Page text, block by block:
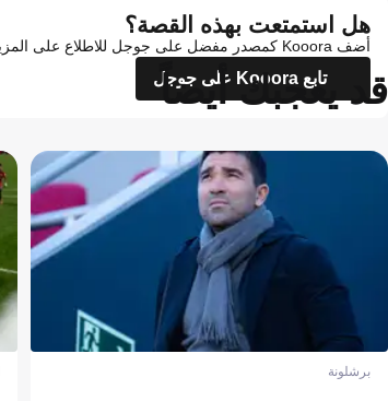
هل استمتعت بهذه القصة؟
أضف Kooora كمصدر مفضل على جوجل للاطلاع على المزيد من تقاريرنا
تابع Kooora على جوجل
قد يعجبك أيضاً
برشلونة